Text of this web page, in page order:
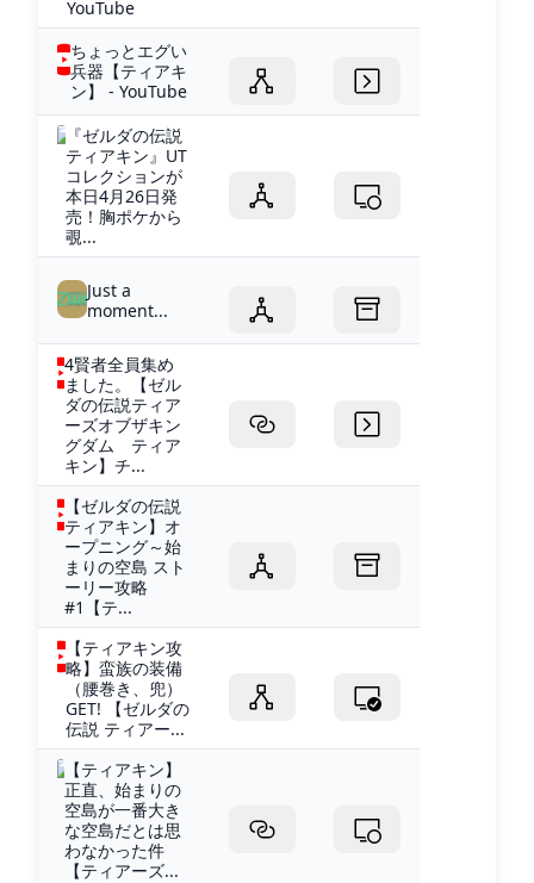
YouTube
ちょっとエグい
兵器【ティアキ
ン】 - YouTube
『ゼルダの伝説
ティアキン』UT
コレクションが
本日4月26日発
売！胸ポケから
覗...
Just a
moment...
4賢者全員集め
ました。【ゼル
ダの伝説ティア
ーズオブザキン
グダム ティア
キン】チ...
【ゼルダの伝説
ティアキン】オ
ープニング～始
まりの空島 スト
ーリー攻略
#1【テ...
【ティアキン攻
略】蛮族の装備
（腰巻き、兜）
GET! 【ゼルダの
伝説 ティアー...
【ティアキン】
正直、始まりの
空島が一番大き
な空島だとは思
わなかった件
【ティアーズ...